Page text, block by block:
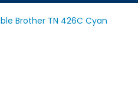
Brother TN 426C Cyan